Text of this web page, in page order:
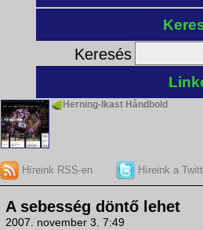
Keresés
Herning-Ikast Håndbold
Híreink RSS-en Híreink a
A sebesség döntő lehet
2007. november 3. 7:49